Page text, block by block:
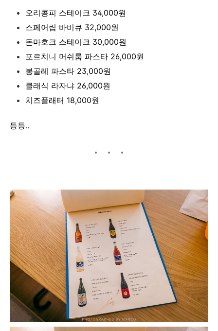
오리콩피 스테이크 34,000원
스페어립 바비큐 32,000원
돈마호크 스테이크 30,000원
포르치니 머쉬룸 파스타 26,000원
봉골레 파스타 23,000원
클래식 라자냐 26,000원
치즈플래터 18,000원
등등..